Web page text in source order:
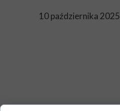
10 października 2025